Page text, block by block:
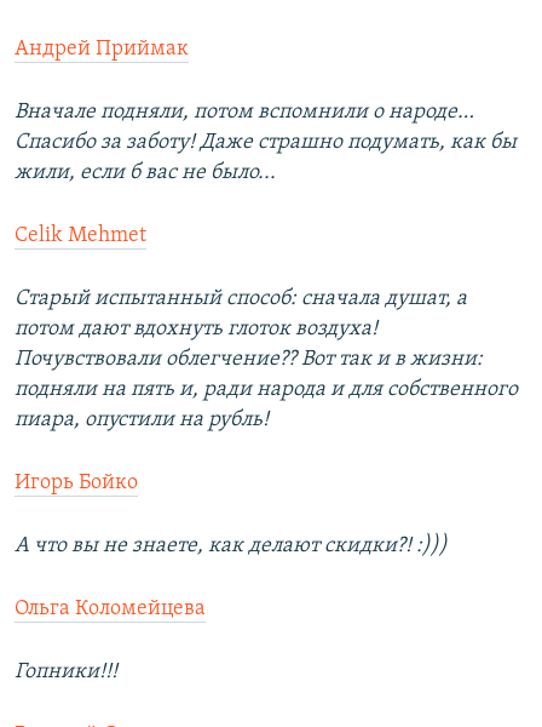
Андрей Приймак
Вначале подняли, потом вспомнили о народе…
Спасибо за заботу! Даже страшно подумать, как бы
жили, если б вас не было...
Celik Mehmet
Старый испытанный способ: сначала душат, а
потом дают вдохнуть глоток воздуха!
Почувствовали облегчение?? Вот так и в жизни:
подняли на пять и, ради народа и для собственного
пиара, опустили на рубль!
Игорь Бойко
А что вы не знаете, как делают скидки?! :)))
Ольга Коломейцева
Гопники!!!